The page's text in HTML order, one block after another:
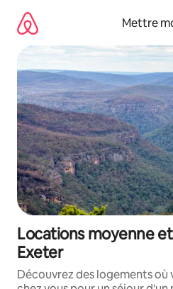
directement
contenu
Mettre
Locations moyenne
Exeter
Découvrez des logements où